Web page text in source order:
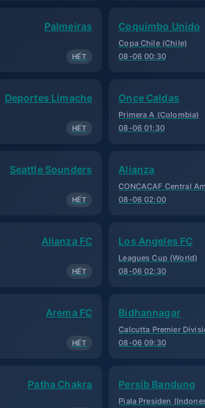
Palmeiras
HẾT
Coquimbo Unido
Copa Chile (Chile)
08-06 00:30
Deportes Limache
HẾT
Once Caldas
Primera A (Colombia)
08-06 01:30
Seattle Sounders
HẾT
Alianza
CONCACAF Central
08-06 02:00
Alianza FC
HẾT
Los Angeles FC
Leagues Cup (World)
08-06 02:30
Arema FC
HẾT
Bidhannagar
Calcutta Premier
08-06 09:30
Patha Chakra Persib Bandung
Piala Presiden